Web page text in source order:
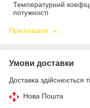
Температурний
потужності
Приховати
Умови доставки
Доставка здійснюється
Нова Пошта